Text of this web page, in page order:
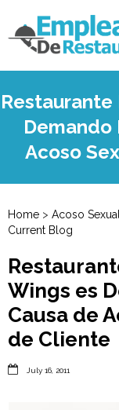
Restaurante
Demando
Acoso
Home > Acoso Sexual
Current Blog
Wings es
Causa de
de Cliente
 July 16, 2011